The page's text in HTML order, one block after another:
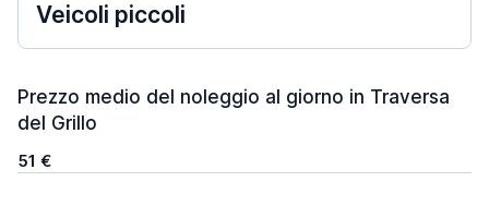
Veicoli piccoli
Prezzo medio del noleggio al giorno in Traversa
del Grillo
51 €